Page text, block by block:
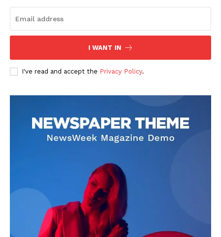
AIN NEWS 1
Contact Us
Privacy Policy
Terms of Use Agreement
I WANT IN
I've read and accept the Privacy Policy.